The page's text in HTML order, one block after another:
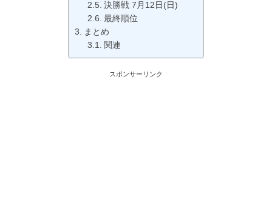
決勝戦 7月12日(日)
最終順位
まとめ
関連
スポンサーリンク